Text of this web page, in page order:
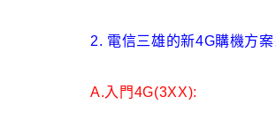
2. 電信三雄的新4G購機方案
A.入門4G(3XX):